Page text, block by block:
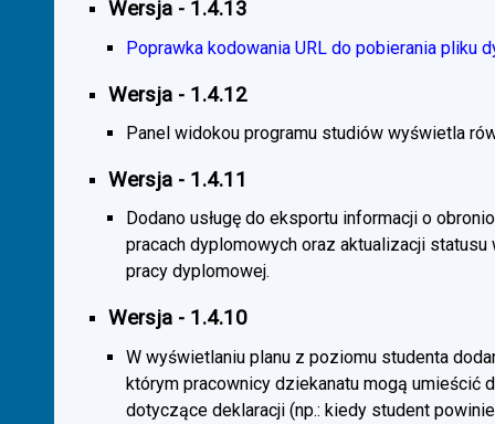
Wersja - 1.4.13
Poprawka kodowania URL do pobierania pliku
Wersja - 1.4.12
Panel widokou programu studiów wyświetla
Wersja - 1.4.11
Dodano usługę do eksportu informacji o
pracach dyplomowych oraz aktualizacji
pracy dyplomowej.
Wersja - 1.4.10
W wyświetlaniu planu z poziomu studenta
którym pracownicy dziekanatu mogą umieścić
dotyczące deklaracji (np.: kiedy student